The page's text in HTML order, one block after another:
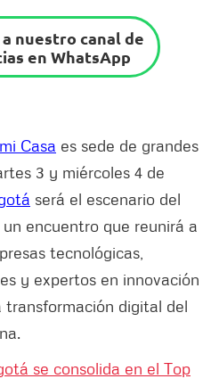
nuestro canal de
en WhatsApp
Casa es sede de grandes
3 y miércoles 4 de
será el escenario del
encuentro que reunirá a
tecnológicas,
y expertos en innovación
transformación digital del
se consolida en el Top